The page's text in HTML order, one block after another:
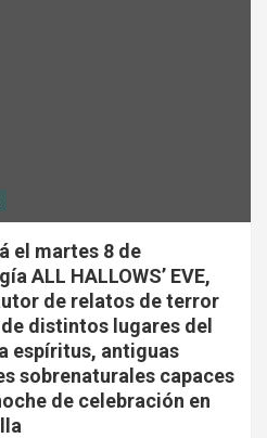
el martes 8 de
ALL HALLOWS’ EVE,
de relatos de terror
distintos lugares del
espíritus, antiguas
sobrenaturales capaces
de celebración en